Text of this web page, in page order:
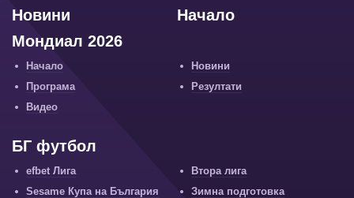
Начало
Новини
Мондиал 2026
Начало
Новини
Програма
Резултати
Видео
БГ футбол
efbet Лига
Втора лига
Sesame Купа на България
Зимна подготовка